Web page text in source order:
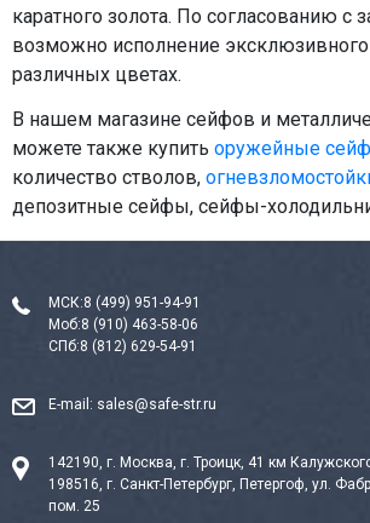
каратного золота. По согласованию с
возможно исполнение
различных цветах.
В нашем магазине сейфов и
можете также купить оружейные
количество стволов,
депозитные сейфы, сейфы-
МСК:8 (499) 951-94-91
Моб:8 (910) 463-58-06
СПб:8 (812) 629-54-91
E-mail: sales@safe-str.ru
142190, г. Москва, г. Троицк, 41 км
198516, г. Санкт-Петербург, Петергоф, ул.
пом. 25